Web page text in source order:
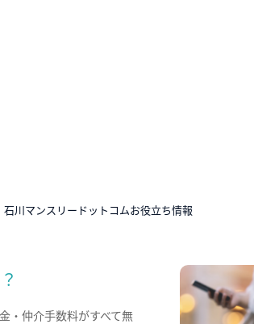
石川マンスリードットコムお役立ち情報
・仲介手数料がすべて無